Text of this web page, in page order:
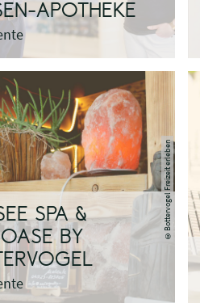
APOTHEKE
©
Bottervogel Freizeit erleben
SPA &
BY